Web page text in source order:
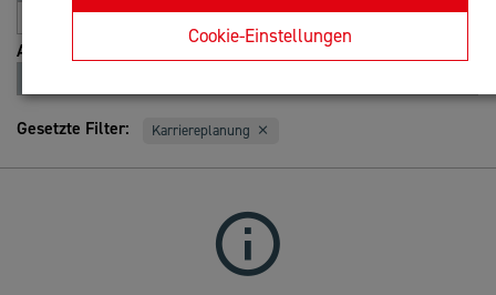
Cookie-Einstellungen
A-Z
Z-A
Ansicht
Gesetzte Filter: Karriereplanung